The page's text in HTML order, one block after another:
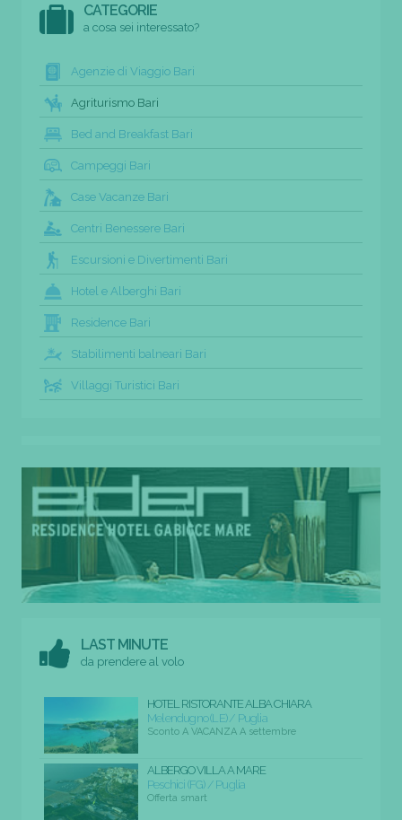
CATEGORIE
a cosa sei interessato?
Agenzie di Viaggio Bari
Agriturismo Bari
Bed and Breakfast Bari
Campeggi Bari
Case Vacanze Bari
Centri Benessere Bari
Escursioni e Divertimenti Bari
Hotel e Alberghi Bari
Residence Bari
Stabilimenti balneari Bari
Villaggi Turistici Bari
LAST MINUTE
da prendere al volo
HOTEL RISTORANTE ALBA CHIARA
Melendugno (LE) / Puglia
Sconto A VACANZA A settembre
ALBERGO VILLA A MARE
Peschici (FG) / Puglia
Offerta smart